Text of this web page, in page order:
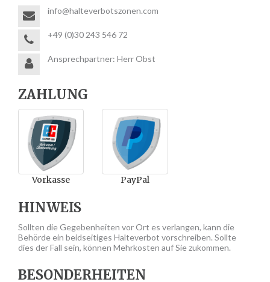
info@halteverbotszonen.com
+49 (0)30 243 546 72
Ansprechpartner: Herr Obst
ZAHLUNG
Vorkasse PayPal
HINWEIS
Sollten die Gegebenheiten vor Ort es verlangen, kann die
Behörde ein beidseitiges Halteverbot vorschreiben. Sollte
dies der Fall sein, können Mehrkosten auf Sie zukommen.
BESONDERHEITEN